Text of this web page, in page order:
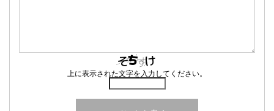
上に表示された文字を入力してください。